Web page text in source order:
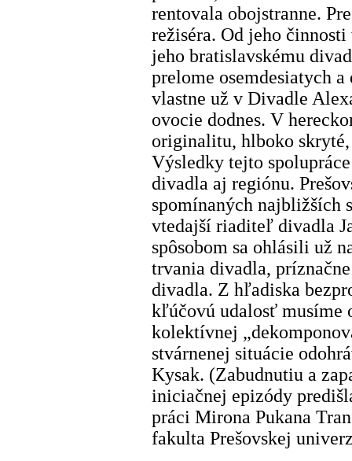
rentovala obojstranne.
režiséra. Od jeho
jeho bratislavskému
prelome osemdesiatych
vlastne už v Divadle
ovocie dodnes. V
originalitu, hlboko
Výsledky tejto
divadla aj regiónu.
spomínaných najbližších
vtedajší riaditeľ divadla
spôsobom sa ohlásili už
trvania divadla,
divadla. Z hľadiska
kľúčovú udalosť musíme
kolektívnej
stvárnenej situácie
Kysak. (Zabudnutiu a
iniciačnej epizódy
práci Mirona Pukana
fakulta Prešovskej